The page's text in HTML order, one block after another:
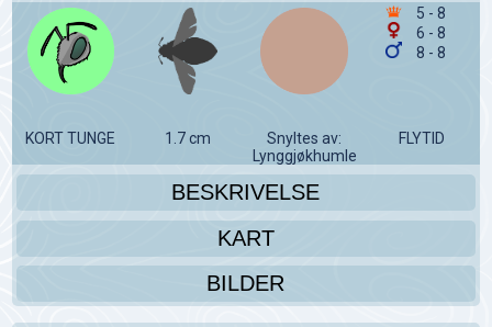
5 - 8
6 - 8
8 - 8
KORT TUNGE 1.7 cm
Snyltes av:
Lynggjøkhumle
FLYTID
BESKRIVELSE
KART
BILDER